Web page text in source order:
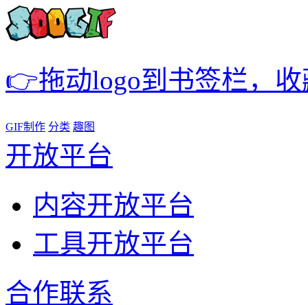
👉拖动logo到书签栏，
GIF制作 分类 趣图
开放平台
内容开放平台
工具开放平台
合作联系